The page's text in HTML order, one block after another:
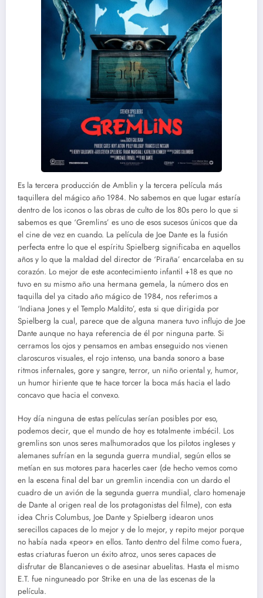
Es la tercera producción de Amblin y la tercera película más
taquillera del mágico año 1984. No sabemos en que lugar estaría
dentro de los iconos o las obras de culto de los 80s pero lo que si
sabemos es que ‘Gremlins’ es uno de esos sucesos únicos que da
el cine de vez en cuando. La película de Joe Dante es la fusión
perfecta entre lo que el espíritu Spielberg significaba en aquellos
años y lo que la maldad del director de ‘Piraña’ encarcelaba en su
corazón. Lo mejor de este acontecimiento infantil +18 es que no
tuvo en su mismo año una hermana gemela, la número dos en
taquilla del ya citado año mágico de 1984, nos referimos a
‘Indiana Jones y el Templo Maldito’, esta si que dirigida por
Spielberg la cual, parece que de alguna manera tuvo influjo de Joe
Dante aunque no haya referencia de él por ninguna parte. Si
cerramos los ojos y pensamos en ambas enseguido nos vienen
claroscuros visuales, el rojo intenso, una banda sonoro a base
ritmos infernales, gore y sangre, terror, un niño oriental y, humor,
un humor hiriente que te hace torcer la boca más hacia el lado
concavo que hacia el convexo.
Hoy día ninguna de estas películas serían posibles por eso,
podemos decir, que el mundo de hoy es totalmente imbécil. Los
gremlins son unos seres malhumorados que los pilotos ingleses y
alemanes sufrían en la segunda guerra mundial, según ellos se
metían en sus motores para hacerles caer (de hecho vemos como
en la escena final del bar un gremlin incendia con un dardo el
cuadro de un avión de la segunda guerra mundial, claro homenaje
de Dante al origen real de los protagonistas del filme), con esta
idea Chris Columbus, Joe Dante y Spielberg idearon unos
serecillos capaces de lo mejor y de lo mejor, y repito mejor porque
no había nada «peor» en ellos. Tanto dentro del filme como fuera,
estas criaturas fueron un éxito atroz, unos seres capaces de
disfrutar de Blancanieves o de asesinar abuelitas. Hasta el mismo
E.T. fue ninguneado por Strike en una de las escenas de la
película.